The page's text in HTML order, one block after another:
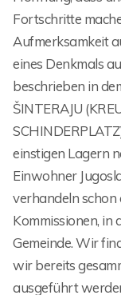
Fortschritte
Aufmerksamkeit
eines Denkmals
beschrieben in
ŠINTERAJU
einstigen Lagern
Einwohner
verhandeln schon
Kommissionen, in
Gemeinde. Wir
wir bereits
ausgeführt